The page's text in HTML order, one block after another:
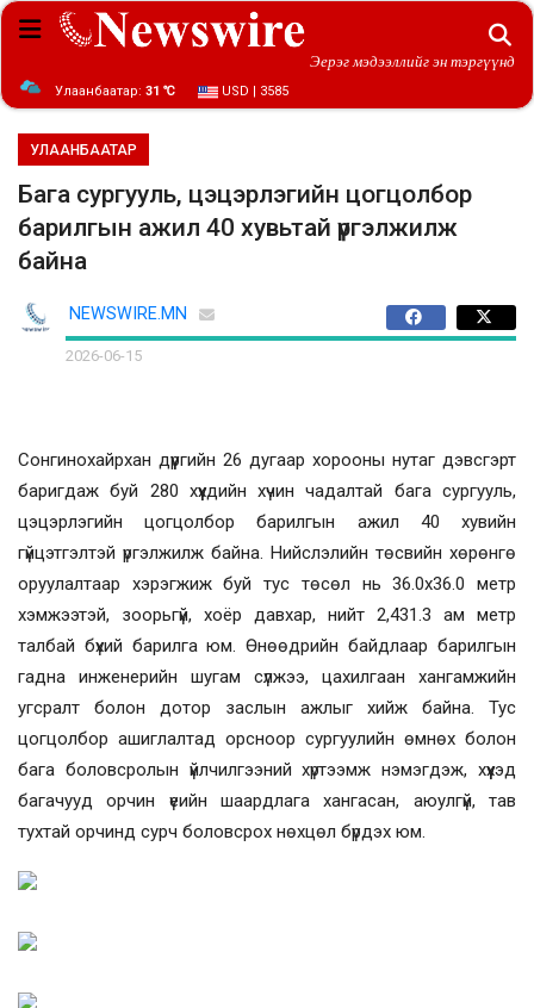
Эерэг мэдээллийг эн тэргүүнд
Улаанбаатар: 31 ℃ USD | 3585
УЛААНБААТАР
Бага сургууль, цэцэрлэгийн цогцолбор
барилгын ажил 40 хувьтай үргэлжилж
байна
NEWSWIRE.MN
2026-06-15
Сонгинохайрхан дүүргийн 26 дугаар хорооны нутаг дэвсгэрт
баригдаж буй 280 хүүхдийн хүчин чадалтай бага сургууль,
цэцэрлэгийн цогцолбор барилгын ажил 40 хувийн
гүйцэтгэлтэй үргэлжилж байна. Нийслэлийн төсвийн хөрөнгө
оруулалтаар хэрэгжиж буй тус төсөл нь 36.0х36.0 метр
хэмжээтэй, зоорьгүй, хоёр давхар, нийт 2,431.3 ам метр
талбай бүхий барилга юм. Өнөөдрийн байдлаар барилгын
гадна инженерийн шугам сүлжээ, цахилгаан хангамжийн
угсралт болон дотор заслын ажлыг хийж байна. Тус
цогцолбор ашиглалтад орсноор сургуулийн өмнөх болон
бага боловсролын үйлчилгээний хүртээмж нэмэгдэж, хүүхэд
багачууд орчин үеийн шаардлага хангасан, аюулгүй, тав
тухтай орчинд сурч боловсрох нөхцөл бүрдэх юм.